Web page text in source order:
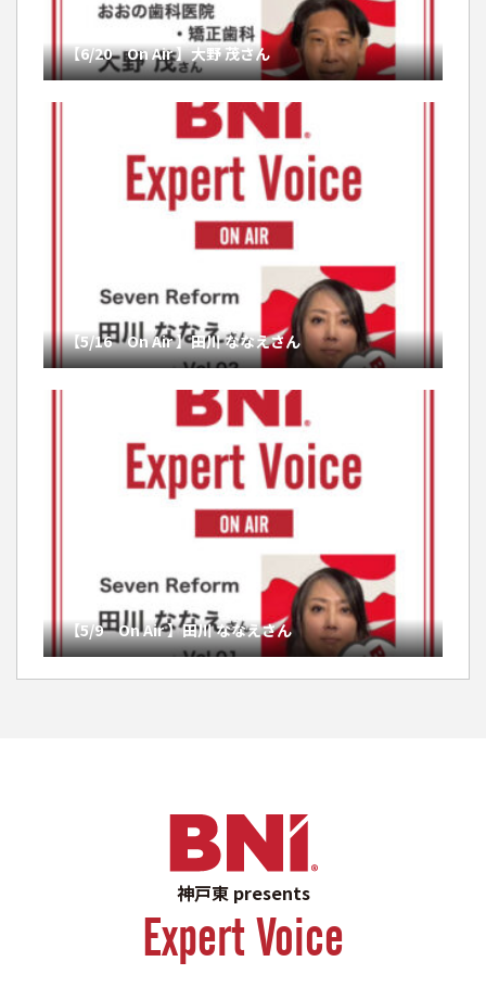
【6/20 On Air 】大野 茂さん
【5/16 On Air 】田川 ななえさん
【5/9 On Air 】田川 ななえさん
神戸東 presents
Expert Voice